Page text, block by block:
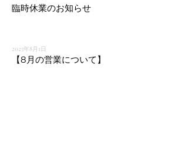
臨時休業のお知らせ
2025年8月1日
【8月の営業について】